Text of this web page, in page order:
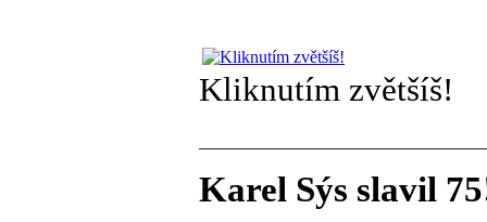
Kliknutím zvětšíš!
Karel Sýs slavil